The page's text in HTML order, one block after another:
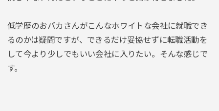
低学歴のおバカさんがこんなホワイトな会社に就職でき
るのかは疑問ですが、できるだけ妥協せずに転職活動を
して今より少しでもいい会社に入りたい。そんな感じで
す。